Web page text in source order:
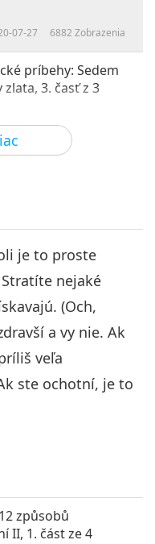
07-27 6882 Zobrazenia
príbehy: Sedem
zlata, 3. časť z 3
07-28 6944
je to proste
nejaké
(Och,
a vy nie. Ak
veľa
ste ochotní, je to
způsobů
II, 1. část ze 4